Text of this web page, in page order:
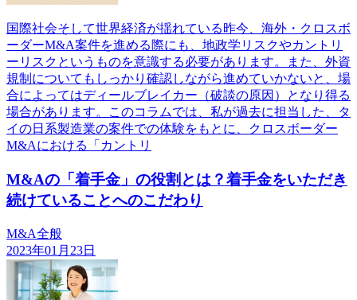
国際社会そして世界経済が揺れている昨今、海外・クロスボ
ーダーM&A案件を進める際にも、地政学リスクやカントリ
ーリスクというものを意識する必要があります。また、外資
規制についてもしっかり確認しながら進めていかないと、場
合によってはディールブレイカー（破談の原因）となり得る
場合があります。このコラムでは、私が過去に担当した、タ
イの日系製造業の案件での体験をもとに、クロスボーダー
M&Aにおける「カントリ
M&Aの「着手金」の役割とは？着手金をいただき
続けていることへのこだわり
M&A全般
2023年01月23日